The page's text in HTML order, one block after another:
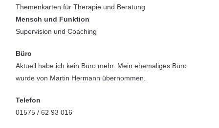
Themenkarten für Therapie und Beratung
Mensch und Funktion
Supervision und Coaching
Büro
Aktuell habe ich kein Büro mehr. Mein ehemaliges Büro
wurde von Martin Hermann übernommen.
Telefon
01575 / 62 93 016